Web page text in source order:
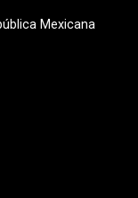
Mexicana